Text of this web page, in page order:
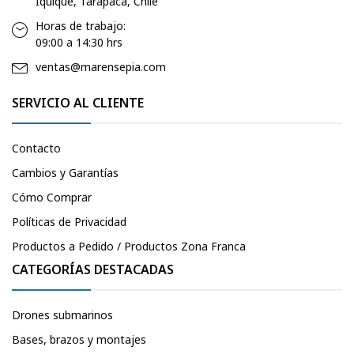
Horas de trabajo:
09:00 a 14:30 hrs
ventas@marensepia.com
SERVICIO AL CLIENTE
Contacto
Cambios y Garantías
Cómo Comprar
Políticas de Privacidad
Productos a Pedido / Productos Zona Franca
CATEGORÍAS DESTACADAS
Drones submarinos
Bases, brazos y montajes